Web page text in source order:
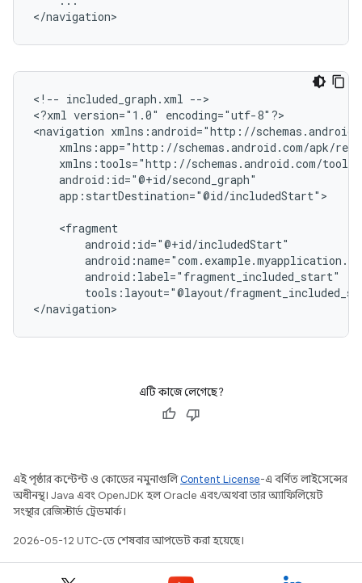
<!-- included_graph.xml -->
<?xml version="1.0"
encoding="utf-8"?>
<navigation
app:startDestination="@id/includedStart">
tools:layout="@layout/
এটি কাজে লেগেছে?
এই পৃষ্ঠার কন্টেন্ট ও কোডের নমুনাগুলিContent License-এ বর্ণিত লাইসেন্সের
অধীনস্থ। Java এবং OpenJDK হল Oracle এবং/অথবা তার অ্যাফিলিয়েট
সংস্থার রেজিস্টার্ড ট্রেডমার্ক।
2026-05-12 UTC-তে শেষবার আপডেট করা হয়েছে।